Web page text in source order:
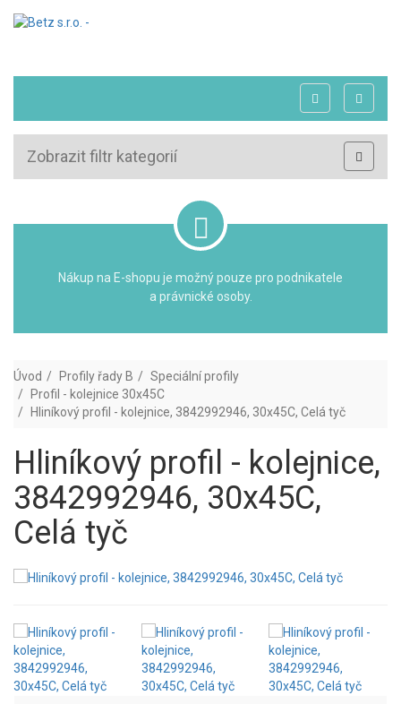
Zobrazit filtr kategorií
Nákup na E-shopu je možný pouze pro podnikatele
a právnické osoby.
Úvod Profily řady B
Speciální profily
Profil - kolejnice 30x45C
Hliníkový profil - kolejnice, 3842992946, 30x45C, Celá tyč
Hliníkový profil - kolejnice,
3842992946, 30x45C,
Celá tyč